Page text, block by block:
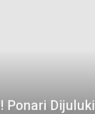
Ponari Dijuluki